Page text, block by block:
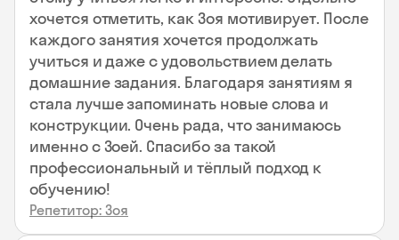
хочется отметить, как Зоя мотивирует. После
каждого занятия хочется продолжать
учиться и даже с удовольствием делать
домашние задания. Благодаря занятиям я
стала лучше запоминать новые слова и
конструкции. Очень рада, что занимаюсь
именно с Зоей. Спасибо за такой
профессиональный и тёплый подход к
обучению!
Репетитор: Зоя